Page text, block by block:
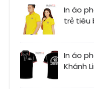
In áo
trẻ tiêu
In áo
Khánh